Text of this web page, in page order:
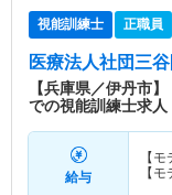
視能訓練士 正職員
医療法人社団三
【兵庫県／伊丹市
での視能訓練士求人
給与
【
【